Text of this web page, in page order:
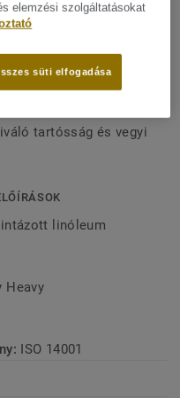
karbantartás
tartósság és vegyi
linóleum
Heavy
ISO 14001
elemzési szolgáltatásokat
süti elfogadása